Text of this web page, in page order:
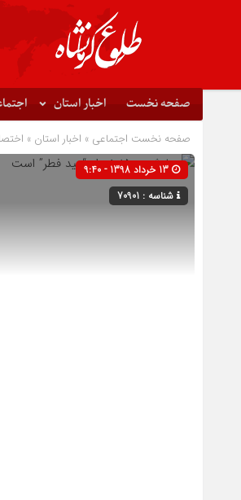
صفحه نخست اخبار استان
صفحه نخست اجتماعی » اخبار استان »
شناسه : 70901